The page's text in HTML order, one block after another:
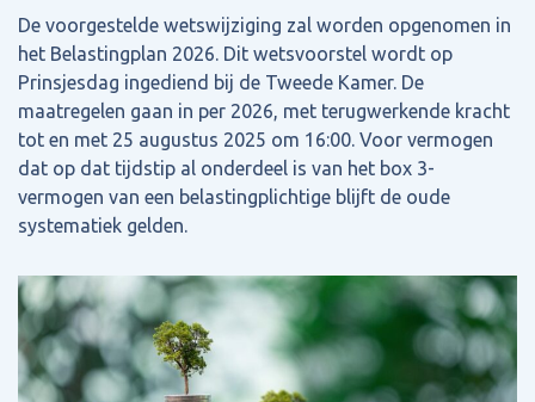
De voorgestelde wetswijziging zal worden opgenomen in
het Belastingplan 2026. Dit wetsvoorstel wordt op
Prinsjesdag ingediend bij de Tweede Kamer. De
maatregelen gaan in per 2026, met terugwerkende kracht
tot en met 25 augustus 2025 om 16:00. Voor vermogen
dat op dat tijdstip al onderdeel is van het box 3-
vermogen van een belastingplichtige blijft de oude
systematiek gelden.